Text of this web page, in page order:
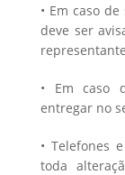
• Em caso
deve ser
• Em caso
entregar no
• Telefones
toda